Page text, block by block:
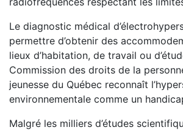
Le diagnostic médical
permettre d’obtenir des
lieux d’habitation, de travail ou
Commission des droits de la
jeunesse du Québec reconnaît
environnementale comme un
Malgré les milliers d’études